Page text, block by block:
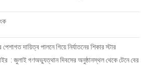
পেশাগত দায়িত্ব পালনে গিয়ে নির্যাতনের শিকার স্টার
: জুলাই গণঅভ্যুত্থান দিবসের অনুষ্ঠানস্থল থেকে টেনে বের